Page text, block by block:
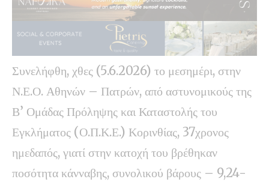
Συνελήφθη, χθες (5.6.2026) το μεσημέρι, στην
Ν.Ε.Ο. Αθηνών – Πατρών, από αστυνομικούς της
Β’ Ομάδας Πρόληψης και Καταστολής του
Εγκλήματος (Ο.Π.Κ.Ε.) Κορινθίας, 37χρονος
ημεδαπός, γιατί στην κατοχή του βρέθηκαν
ποσότητα κάνναβης, συνολικού βάρους – 9,24-